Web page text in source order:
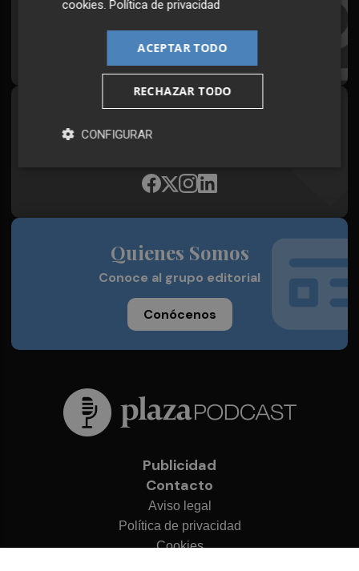
Todos los días a primera hora en tu email
¡Quiero suscribirme!
Plaza Podcast, desde cualquier medio
Quienes Somos
Conoce al grupo editorial
Conócenos
Publicidad
Contacto
Aviso legal
Política de privacidad
Cookies
cookies .Política de privacidad
ACEPTAR TODO
RECHAZAR TODO
CONFIGURAR